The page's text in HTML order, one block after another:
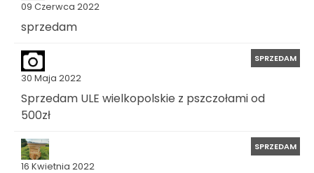
09 Czerwca 2022
sprzedam
30 Maja 2022
SPRZEDAM
Sprzedam ULE wielkopolskie z pszczołami od
500zł
16 Kwietnia 2022
SPRZEDAM